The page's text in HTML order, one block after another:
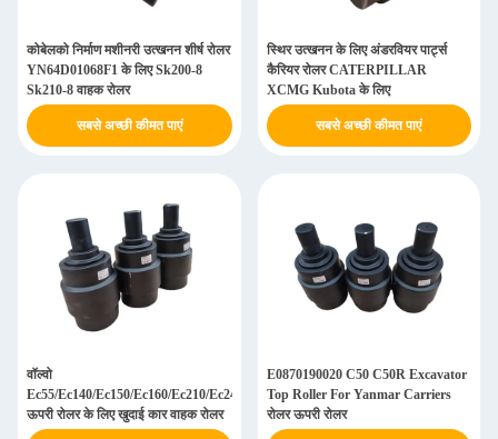
कोबेलको निर्माण मशीनरी उत्खनन शीर्ष रोलर
YN64D01068F1 के लिए Sk200-8
Sk210-8 वाहक रोलर
सबसे अच्छी कीमत पाएं
स्थिर उत्खनन के लिए अंडरवियर पार्ट्स
कैरियर रोलर CATERPILLAR
XCMG Kubota के लिए
सबसे अच्छी कीमत पाएं
वॉल्वो
Ec55/Ec140/Ec150/Ec160/Ec210/Ec240/Ec290/Ec360/Ec460
ऊपरी रोलर के लिए खुदाई कार वाहक रोलर
E0870190020 C50 C50R Excavator
Top Roller For Yanmar Carriers
रोलर ऊपरी रोलर